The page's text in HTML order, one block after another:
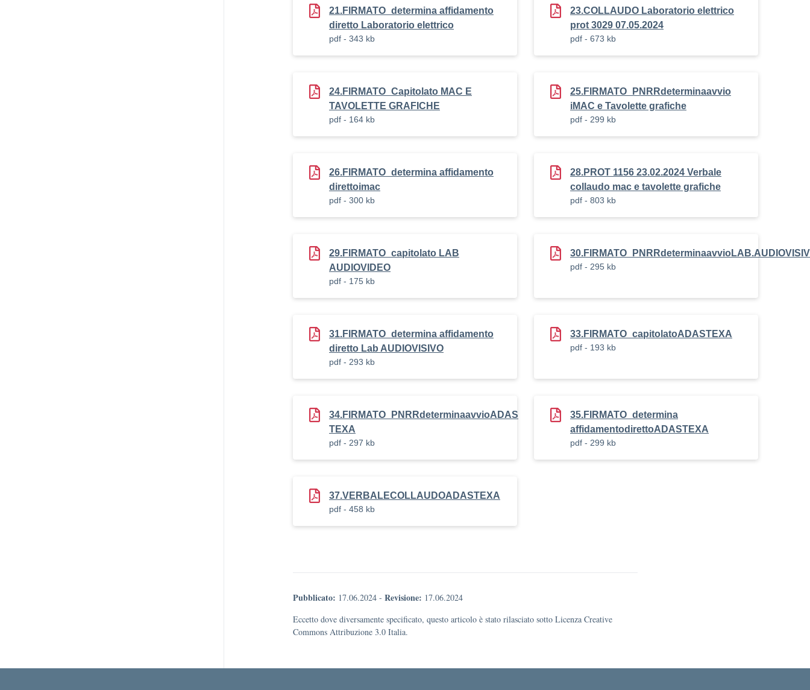
21.FIRMATO_determina affidamento
diretto Laboratorio elettrico
pdf - 343 kb
23.COLLAUDO Laboratorio elettrico
prot 3029 07.05.2024
pdf - 673 kb
24.FIRMATO_Capitolato MAC E
TAVOLETTE GRAFICHE
pdf - 164 kb
25.FIRMATO_PNRRdeterminaavvio
iMAC e Tavolette grafiche
pdf - 299 kb
26.FIRMATO_determina affidamento
direttoimac
pdf - 300 kb
28.PROT 1156 23.02.2024 Verbale
collaudo mac e tavolette grafiche
pdf - 803 kb
29.FIRMATO_capitolato LAB
AUDIOVIDEO
pdf - 175 kb
pdf - 295 kb
31.FIRMATO_determina affidamento
diretto Lab AUDIOVISIVO
pdf - 293 kb
33.FIRMATO_capitolatoADASTEXA
pdf - 193 kb
34.FIRMATO_PNRRdeterminaavvioADAS
TEXA
pdf - 297 kb
35.FIRMATO_determina
affidamentodirettoADASTEXA
pdf - 299 kb
37.VERBALECOLLAUDOADASTEXA
pdf - 458 kb
Pubblicato: 17.06.2024 - Revisione: 17.06.2024
Eccetto dove diversamente specificato, questo articolo è stato rilasciato sotto Licenza Creative
Commons Attribuzione 3.0 Italia.